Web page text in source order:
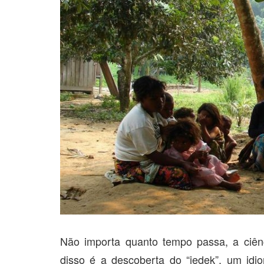
Não importa quanto tempo passa, a
disso é a descoberta do “jedek”, um